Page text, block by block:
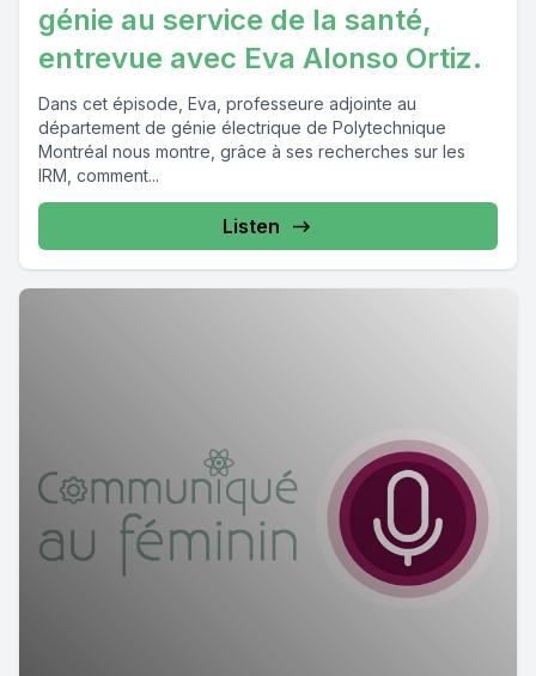
génie au service de la santé,
entrevue avec Eva Alonso Ortiz.
Dans cet épisode, Eva, professeure adjointe au
département de génie électrique de Polytechnique
Montréal nous montre, grâce à ses recherches sur les
IRM, comment...
Listen